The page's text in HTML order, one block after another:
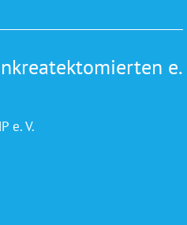
e.
e. V.